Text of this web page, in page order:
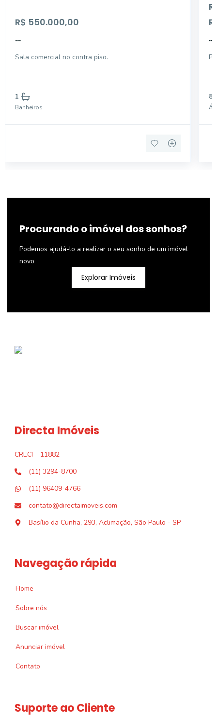
R$ 550.000,00
...
Sala comercial no contra piso.
1
Banheiros
...
Procurando o imóvel dos sonhos?
Podemos ajudá-lo a realizar o seu sonho de um imóvel
novo
Explorar Imóveis
Directa Imóveis
CRECI
11882
(11) 3294-8700
(11) 96409-4766
contato@directaimoveis.com
Basílio da Cunha, 293, Aclimação, São Paulo - SP
Navegação rápida
Home
Sobre nós
Buscar imóvel
Anunciar imóvel
Contato
Suporte ao Cliente